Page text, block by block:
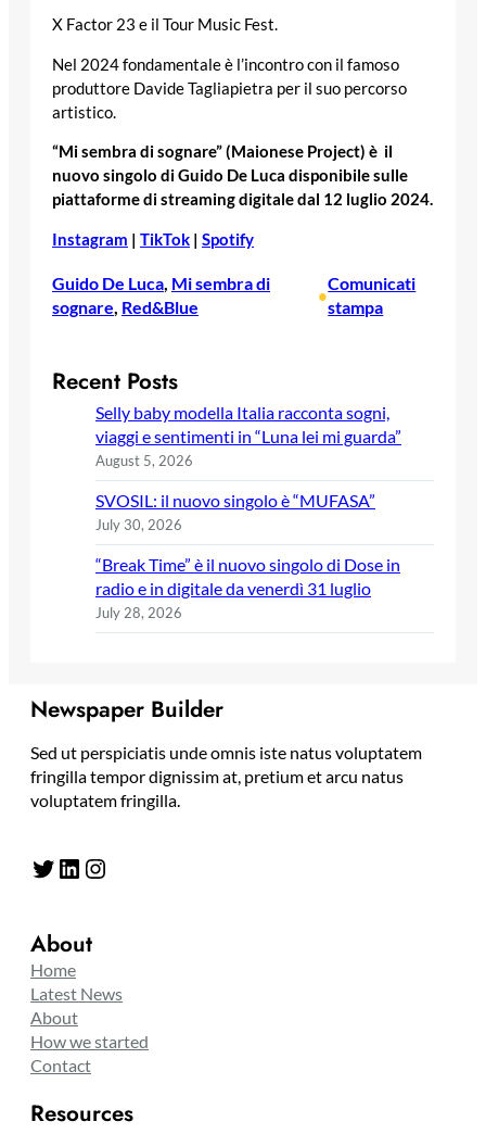
X Factor 23 e il Tour Music Fest.
Nel 2024 fondamentale è l’incontro con il famoso
produttore Davide Tagliapietra per il suo percorso
artistico.
“Mi sembra di sognare” (Maionese Project) è il
nuovo singolo di Guido De Luca disponibile sulle
piattaforme di streaming digitale dal 12 luglio 2024.
Instagram | TikTok | Spotify
Guido De Luca, Mi sembra di
sognare, Red&Blue
•
Comunicati
stampa
Recent Posts
Selly baby modella Italia racconta sogni,
viaggi e sentimenti in “Luna lei mi guarda”
August 5, 2026
SVOSIL: il nuovo singolo è “MUFASA”
July 30, 2026
“Break Time” è il nuovo singolo di Dose in
radio e in digitale da venerdì 31 luglio
July 28, 2026
Newspaper Builder
Sed ut perspiciatis unde omnis iste natus voluptatem
fringilla tempor dignissim at, pretium et arcu natus
voluptatem fringilla.
Twitter LinkedIn Instagram
About
Home
Latest News
About
How we started
Contact
Resources